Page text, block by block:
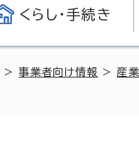
くらし・手続き
>事業者向け情報 > 産